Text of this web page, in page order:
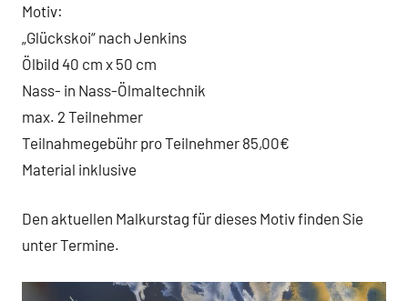
Motiv:
„Glückskoi“ nach Jenkins
Ölbild 40 cm x 50 cm
Nass- in Nass-Ölmaltechnik
max. 2 Teilnehmer
Teilnahmegebühr pro Teilnehmer 85,00€
Material inklusive
Den aktuellen Malkurstag für dieses Motiv finden Sie
unter Termine.